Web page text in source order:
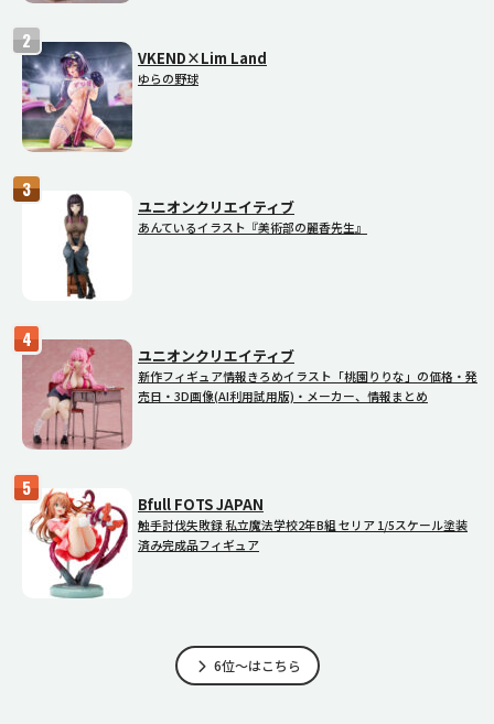
VKEND×Lim Land
ゆらの野球
ユニオンクリエイティブ
あんているイラスト『美術部の麗香先生』
ユニオンクリエイティブ
新作フィギュア情報きろめイラスト「桃園りりな」の価格・発
売日・3D画像(AI利用試用版)・メーカー、情報まとめ
Bfull FOTS JAPAN
触手討伐失敗録 私立魔法学校2年B組 セリア 1/5スケール塗装
済み完成品フィギュア
6位～はこちら